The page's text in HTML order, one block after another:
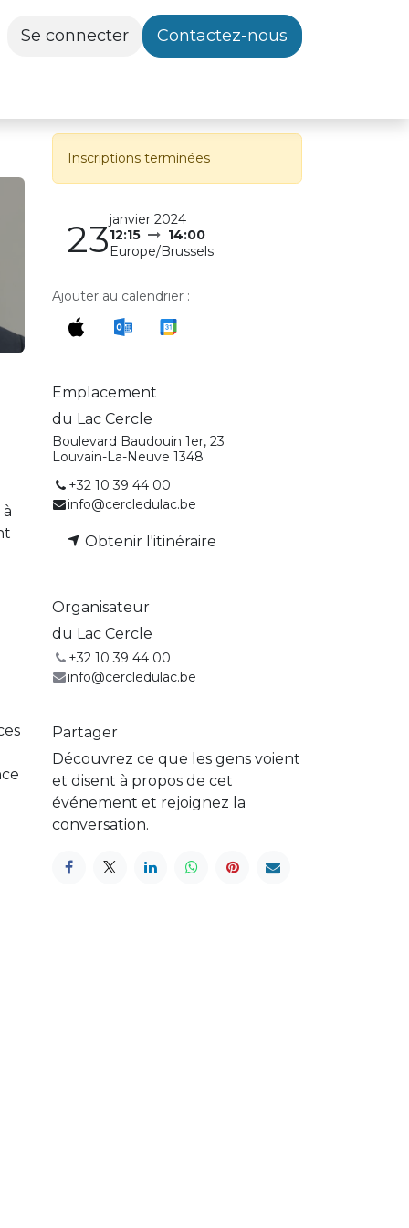
Se connecter Contactez-nous
Inscriptions terminées
23janvier 2024
12:15
14:00
Europe/Brussels
Ajouter au calendrier :
Emplacement
du Lac Cercle
Boulevard Baudouin 1er, 23
Louvain-La-Neuve 1348
+32 10 39 44 00
info@cercledulac.be
Obtenir l'itinéraire
Organisateur
du Lac Cercle
+32 10 39 44 00
info@cercledulac.be
Partager
Découvrez ce que les gens voient
et disent à propos de cet
événement et rejoignez la
conversation.